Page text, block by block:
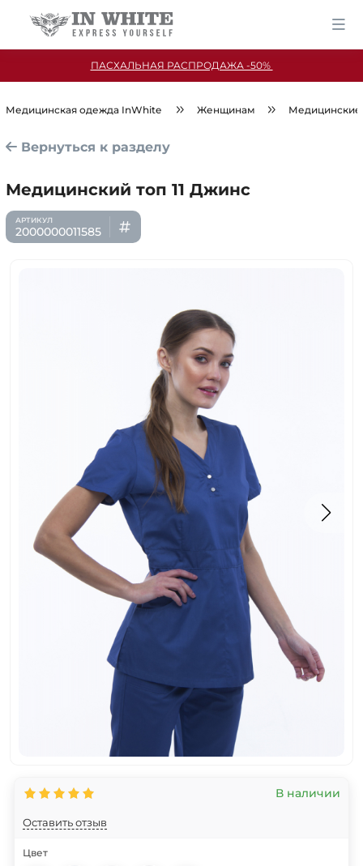
ПАСХАЛЬНАЯ РАСПРОДАЖА -50%
Медицинская одежда InWhite Женщинам Медицинские
Вернуться к разделу
Медицинский топ 11 Джинс
2000000011585
Оставить отзыв
В наличии
Цвет